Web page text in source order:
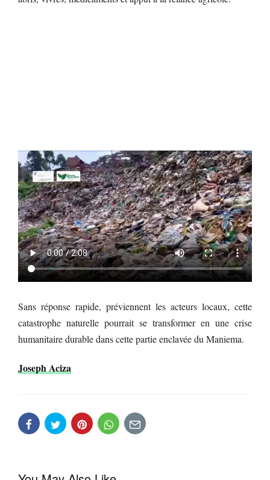
Sans réponse rapide, préviennent les acteurs locaux, cette
catastrophe naturelle pourrait se transformer en une crise
humanitaire durable dans cette partie enclavée du Maniema.
Joseph Aciza